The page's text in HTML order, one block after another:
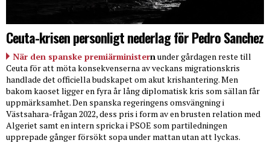
Ceuta-krisen personligt nederlag för Pedro Sanchez
När den spanske premiärministern under gårdagen reste till
Ceuta för att möta konsekvenserna av veckans migrationskris
handlade det officiella budskapet om akut krishantering. Men
bakom kaoset ligger en fyra år lång diplomatisk kris som sällan får
uppmärksamhet. Den spanska regeringens omsvängning i
Västsahara-frågan 2022, dess pris i form av en brusten relation med
Algeriet samt en intern spricka i PSOE som partiledningen
upprepade gånger försökt sopa under mattan utan att lyckas.